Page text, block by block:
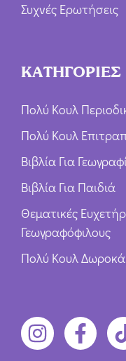
Συχνές Ερωτήσεις
ΚΑΤΗΓΟΡΙΕΣ
Πολύ Κουλ
Πολύ Κουλ
Βιβλία Για
Βιβλία Για Παιδιά
Θεματικές
Γεωγραφόφιλους
Πολύ Κουλ